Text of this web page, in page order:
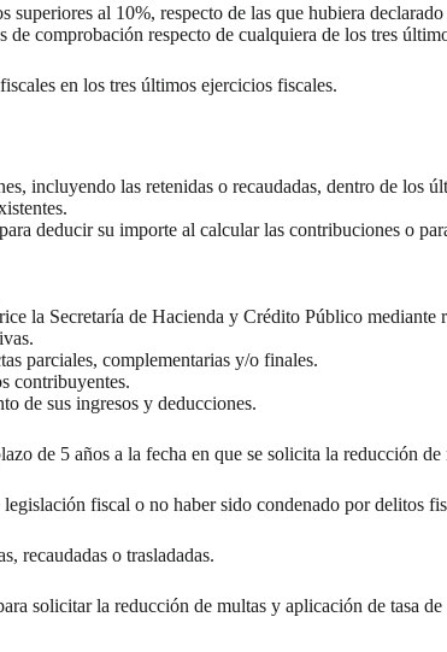
al 10%, respecto de las que hubiera
comprobación respecto de cualquiera de los tres
en los tres últimos ejercicios fiscales.
incluyendo las retenidas o recaudadas, dentro de los
deducir su importe al calcular las contribuciones o
la Secretaría de Hacienda y Crédito Público
parciales, complementarias y/o finales.
contribuyentes.
de sus ingresos y deducciones.
de 5 años a la fecha en que se solicita la reducción
fiscal o no haber sido condenado por delitos
recaudadas o trasladadas.
solicitar la reducción de multas y aplicación de tasa